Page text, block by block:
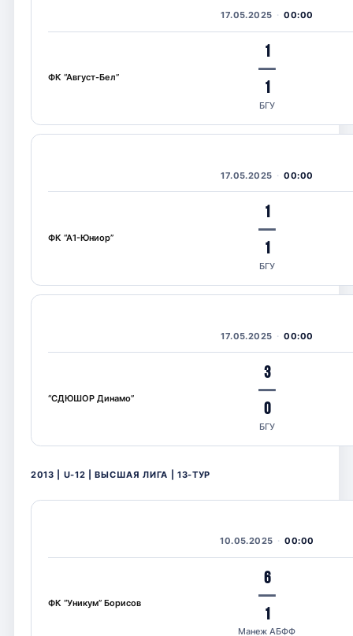
17.05.2025 00:00
ФК “Август-Бел”
1
—
1
БГУ
17.05.2025 00:00
ФК “А1-Юниор”
1
—
1
БГУ
17.05.2025 00:00
“СДЮШОР Динамо”
3
—
0
БГУ
2013 | U-12 | ВЫСШАЯ ЛИГА | 13-ТУР
10.05.2025 00:00
ФК “Уникум” Борисов
6
—
1
Манеж АБФФ